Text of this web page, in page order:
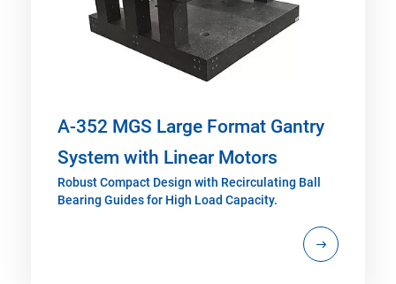
A-352 MGS Large Format Gantry
System with Linear Motors
Robust Compact Design with Recirculating Ball
Bearing Guides for High Load Capacity.